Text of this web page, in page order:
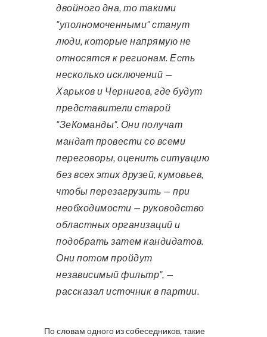
двойного дна, то такими
“уполномоченными” станут
люди, которые напрямую не
относятся к регионам. Есть
несколько исключений —
Харьков и Чернигов, где будут
представители старой
“ЗеКоманды”. Они получат
мандат провести со всеми
переговоры, оценить ситуацию
без всех этих друзей, кумовьев,
чтобы перезагрузить — при
необходимости — руководство
областных организаций и
подобрать затем кандидатов.
Они потом пройдут
независимый фильтр”, —
рассказал источник в партии.
По словам одного из собеседников, такие